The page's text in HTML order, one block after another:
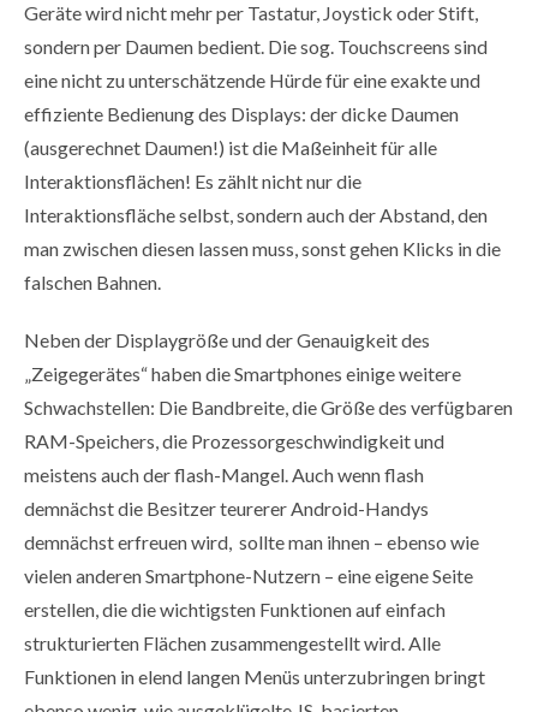
Geräte wird nicht mehr per Tastatur, Joystick oder Stift,
sondern per Daumen bedient. Die sog. Touchscreens sind
eine nicht zu unterschätzende Hürde für eine exakte und
effiziente Bedienung des Displays: der dicke Daumen
(ausgerechnet Daumen!) ist die Maßeinheit für alle
Interaktionsflächen! Es zählt nicht nur die
Interaktionsfläche selbst, sondern auch der Abstand, den
man zwischen diesen lassen muss, sonst gehen Klicks in die
falschen Bahnen.
Neben der Displaygröße und der Genauigkeit des
„Zeigegerätes“ haben die Smartphones einige weitere
Schwachstellen: Die Bandbreite, die Größe des verfügbaren
RAM-Speichers, die Prozessorgeschwindigkeit und
meistens auch der flash-Mangel. Auch wenn flash
demnächst die Besitzer teurerer Android-Handys
demnächst erfreuen wird, sollte man ihnen – ebenso wie
vielen anderen Smartphone-Nutzern – eine eigene Seite
erstellen, die die wichtigsten Funktionen auf einfach
strukturierten Flächen zusammengestellt wird. Alle
Funktionen in elend langen Menüs unterzubringen bringt